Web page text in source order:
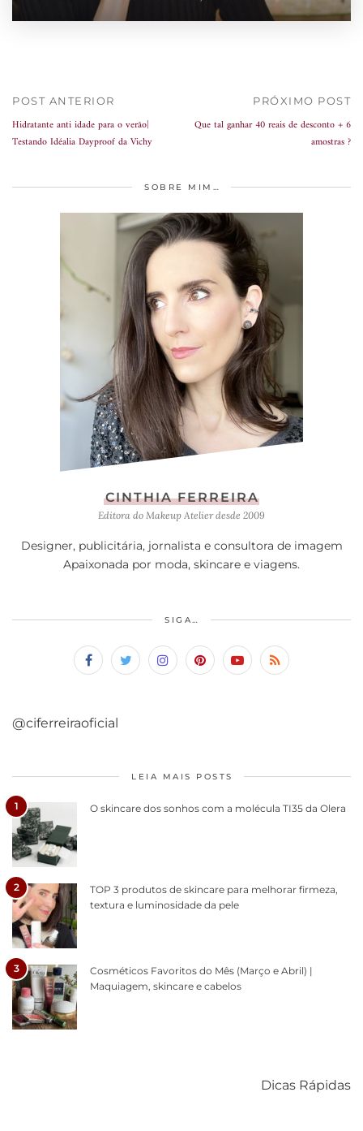
POST ANTERIOR
Hidratante anti idade para o verão|
Testando Idéalia Dayproof da Vichy
PRÓXIMO POST
Que tal ganhar 40 reais de desconto + 6
amostras ?
SOBRE MIM…
CINTHIA FERREIRA
Editora do Makeup Atelier desde 2009
Designer, publicitária, jornalista e consultora de imagem
Apaixonada por moda, skincare e viagens.
SIGA…
@ciferreiraoficial
LEIA MAIS POSTS
1 O skincare dos sonhos com a molécula TI35 da Olera
2
TOP 3 produtos de skincare para melhorar firmeza,
textura e luminosidade da pele
3
Cosméticos Favoritos do Mês (Março e Abril) |
Maquiagem, skincare e cabelos
Dicas Rápidas
diários
cabelos